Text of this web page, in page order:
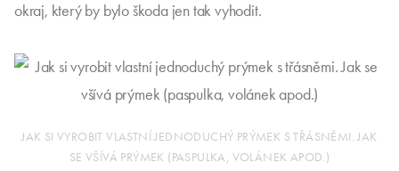
okraj, který by bylo škoda jen tak vyhodit.
JAK SI VYROBIT VLASTNÍ JEDNODUCHÝ PRÝMEK S TŘÁSNĚMI. JAK
SE VŠÍVÁ PRÝMEK (PASPULKA, VOLÁNEK APOD.)